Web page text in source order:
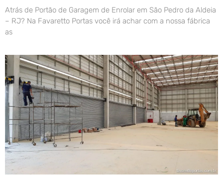
Atrás de Portão de Garagem de Enrolar em São Pedro da Aldeia
– RJ? Na Favaretto Portas você irá achar com a nossa fábrica
as